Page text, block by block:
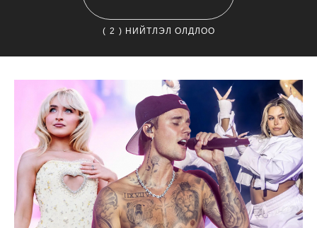
( 2 ) НИЙТЛЭЛ ОЛДЛОО